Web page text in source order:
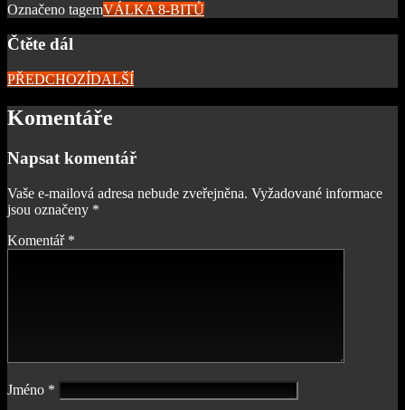
Označeno tagemVÁLKA 8-BITŮ
Čtěte dál
PŘEDCHOZÍDALŠÍ
Komentáře
Napsat komentář
Vaše e-mailová adresa nebude zveřejněna. Vyžadované informace
jsou označeny *
Komentář *
Jméno *